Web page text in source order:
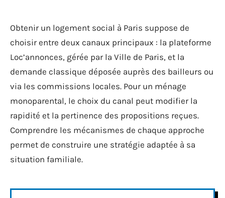
Obtenir un logement social à Paris suppose de
choisir entre deux canaux principaux : la plateforme
Loc’annonces, gérée par la Ville de Paris, et la
demande classique déposée auprès des bailleurs ou
via les commissions locales. Pour un ménage
monoparental, le choix du canal peut modifier la
rapidité et la pertinence des propositions reçues.
Comprendre les mécanismes de chaque approche
permet de construire une stratégie adaptée à sa
situation familiale.